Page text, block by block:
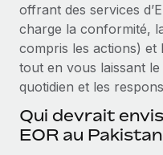
Gardez un temps
matière de conformité
Gestion des appareils
Achetez et suivez vos
Création d’entité
Paie multipays
EOR et PEO
Gestion des freelances
Taxes
offrant des services
charge la conformité,
compris les actions) et
tout en vous laissant
quotidien et les
Qui devrait
EOR au